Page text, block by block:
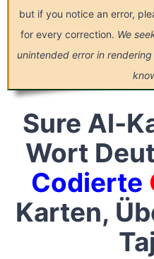
but if you notice an error,
for every correction. We
unintended error in rendering
Sure Al-
Wort
Codierte
Karten,